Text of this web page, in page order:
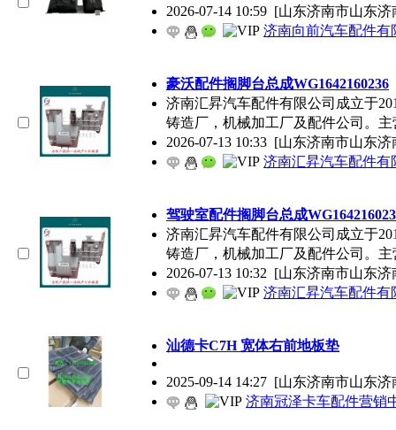
2026-07-14 10:59 [山东济南市山东
济南向前汽车配件有
豪沃配件搁脚台总成WG1642160236
济南汇昇汽车配件有限公司成立于
铸造厂，机械加工厂及配件公司。主
2026-07-13 10:33 [山东济南市山东
济南汇昇汽车配件有
驾驶室配件搁脚台总成
济南汇昇汽车配件有限公司成立于
铸造厂，机械加工厂及配件公司。主
2026-07-13 10:32 [山东济南市山东
济南汇昇汽车配件有
汕德卡C7H 宽体右前地板垫
2025-09-14 14:27 [山东济南市山东
济南冠泽卡车配件营销